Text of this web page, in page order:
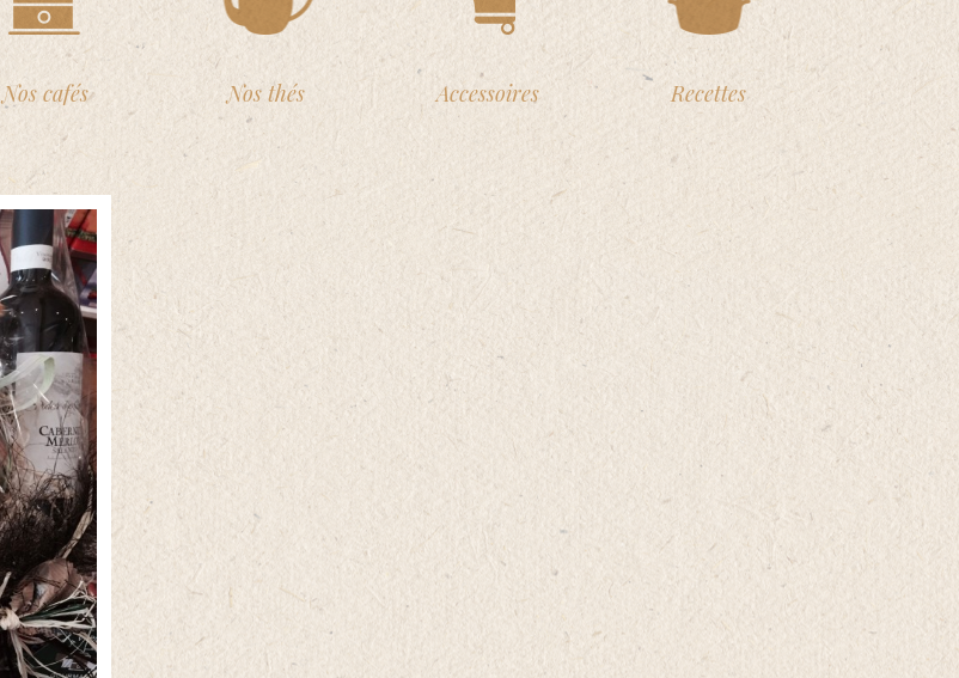
Nos cafés Nos thés Accessoires Recettes